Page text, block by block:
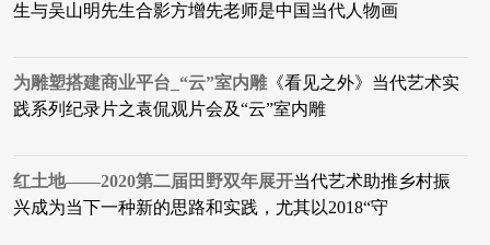
生与吴山明先生合影方增先老师是中国当代人物画
为雕塑搭建商业平台_“云”室内雕《看见之外》当代艺术实
践系列纪录片之袁侃观片会及“云”室内雕
红土地——2020第二届田野双年展开当代艺术助推乡村振
兴成为当下一种新的思路和实践，尤其以2018“守